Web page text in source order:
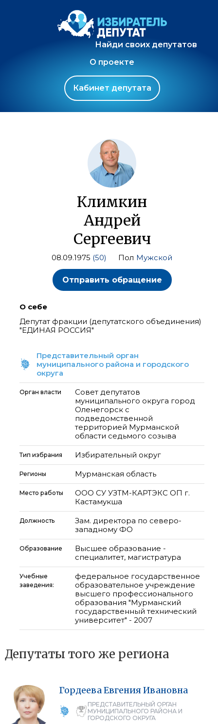
Найди своих депутатов
О проекте
Кабинет депутата
Климкин
Андрей
Сергеевич
08.09.1975 (50) Пол Мужской
Отправить обращение
О себе
Депутат фракции (депутатского объединения)
"ЕДИНАЯ РОССИЯ"
Представительный орган
муниципального района и городского
округа
Орган власти
Совет депутатов
муниципального округа город
Оленегорск с
подведомственной
территорией Мурманской
области седьмого созыва
Тип избрания Избирательный округ
Регионы Мурманская область
Место работы
ООО СУ УЗТМ-КАРТЭКС ОП г.
Кастамукша
Должность
Зам. директора по северо-
западному ФО
Образование
Высшее образование -
специалитет, магистратура
Учебные
заведения:
федеральное государственное
образовательное учреждение
высшего профессионального
образования "Мурманский
государственный технический
университет" - 2007
Депутаты того же региона
ГордееваЕвгенияИвановна
ПРЕДСТАВИТЕЛЬНЫЙ ОРГАН
МУНИЦИПАЛЬНОГО РАЙОНА И
ГОРОДСКОГО ОКРУГА